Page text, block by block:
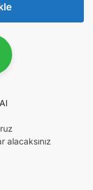
alacaksınız